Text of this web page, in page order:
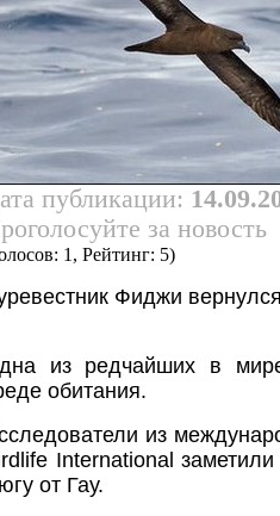
публикации:
за новость
1, Рейтинг: 5)
Фиджи
из редчайших в
обитания.
из
International
от Гау.